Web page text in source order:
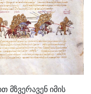
მზვერავენ იმის